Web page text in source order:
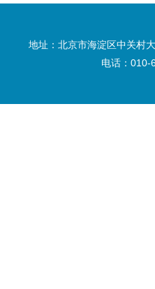
地址：北京市海淀区中关村
电话：